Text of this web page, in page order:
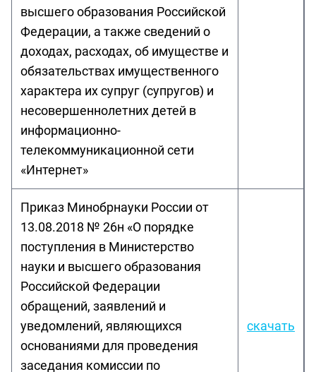
высшего образования Российской
Федерации, а также сведений о
доходах, расходах, об имуществе и
обязательствах имущественного
характера их супруг (супругов) и
несовершеннолетних детей в
информационно-
телекоммуникационной сети
«Интернет»
Приказ Минобрнауки России от
13.08.2018 № 26н «О порядке
поступления в Министерство
науки и высшего образования
Российской Федерации
обращений, заявлений и
уведомлений, являющихся
основаниями для проведения
заседания комиссии по
скачать